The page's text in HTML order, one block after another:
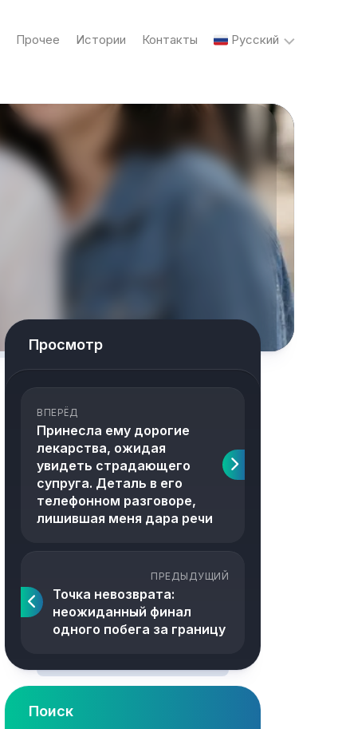
Прочее Истории Контакты Русский
English
Просмотр
ВПЕРЁД
Принесла ему дорогие
лекарства, ожидая
увидеть страдающего
супруга. Деталь в его
телефонном разговоре,
лишившая меня дара речи
ПРЕДЫДУЩИЙ
Точка невозврата:
неожиданный финал
одного побега за границу
Поиск